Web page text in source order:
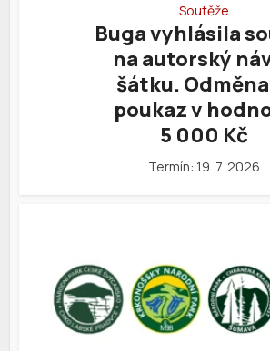
Soutěže
Buga vyhlásila
na autorský
šátku.
poukaz v
5 000 Kč
Termín: 19. 7. 2026